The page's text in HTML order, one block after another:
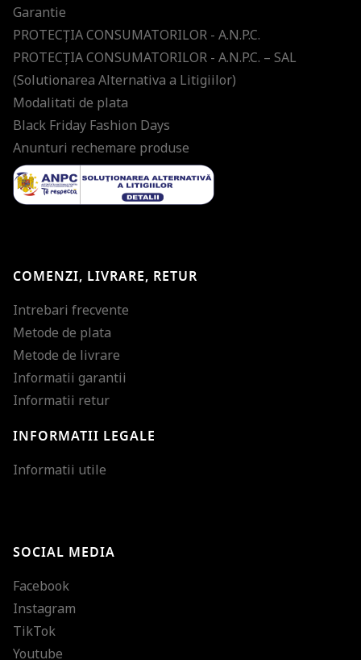
Garantie
PROTECŢIA CONSUMATORILOR - A.N.P.C.
PROTECŢIA CONSUMATORILOR - A.N.P.C. – SAL
(Solutionarea Alternativa a Litigiilor)
Modalitati de plata
Black Friday Fashion Days
Anunturi rechemare produse
COMENZI, LIVRARE, RETUR
Intrebari frecvente
Metode de plata
Metode de livrare
Informatii garantii
Informatii retur
INFORMATII LEGALE
Informatii utile
SOCIAL MEDIA
Facebook
Instagram
TikTok
Youtube